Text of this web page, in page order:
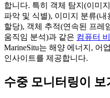
합니다. 특히 객체 탐지(이미
파악 및 식별), 이미지 분류(
할당), 객체 추적(연속된 프레
움직임 분석)과 같은 컴퓨터
MarineSitu는 해양 에너지, 어
인사이트를 제공합니다.
수중 모니터링이